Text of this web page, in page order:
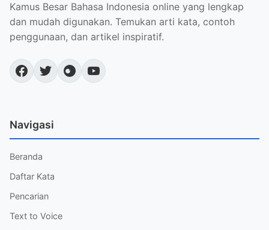
Kamus Besar Bahasa Indonesia online yang lengkap
dan mudah digunakan. Temukan arti kata, contoh
penggunaan, dan artikel inspiratif.
Navigasi
Beranda
Daftar Kata
Pencarian
Text to Voice